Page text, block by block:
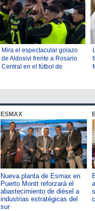
Mira el espectacular golazo
de Aldosivi frente a Rosario
Central en el fútbol de
ESMAX
Nueva planta de Esmax en
Puerto Montt reforzará el
abastecimiento de diésel a
industrias estratégicas del
sur